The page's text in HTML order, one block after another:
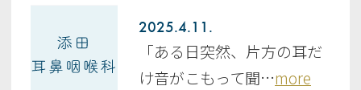
2025.4.11.
「ある日突然、片方の耳だ
け音がこもって聞…more